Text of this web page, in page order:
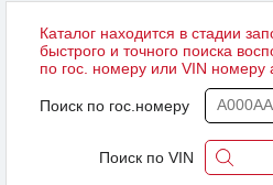
Каталог находится в стадии
быстрого и точного поиска
по гос. номеру или VIN номеру
Поиск по гос.номеру
Поиск по VIN